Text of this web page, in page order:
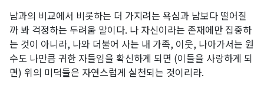
남과의 비교에서 비롯하는 더 가지려는 욕심과 남보다 떨어질
까 봐 걱정하는 두려움 말이다. 나 자신이라는 존재에만 집중하
는 것이 아니라, 나와 더불어 사는 내 가족, 이웃, 나아가서는 원
수도 나만큼 귀한 자들임을 확신하게 되면 (이들을 사랑하게 되
면) 위의 미덕들은 자연스럽게 실천되는 것이리라.